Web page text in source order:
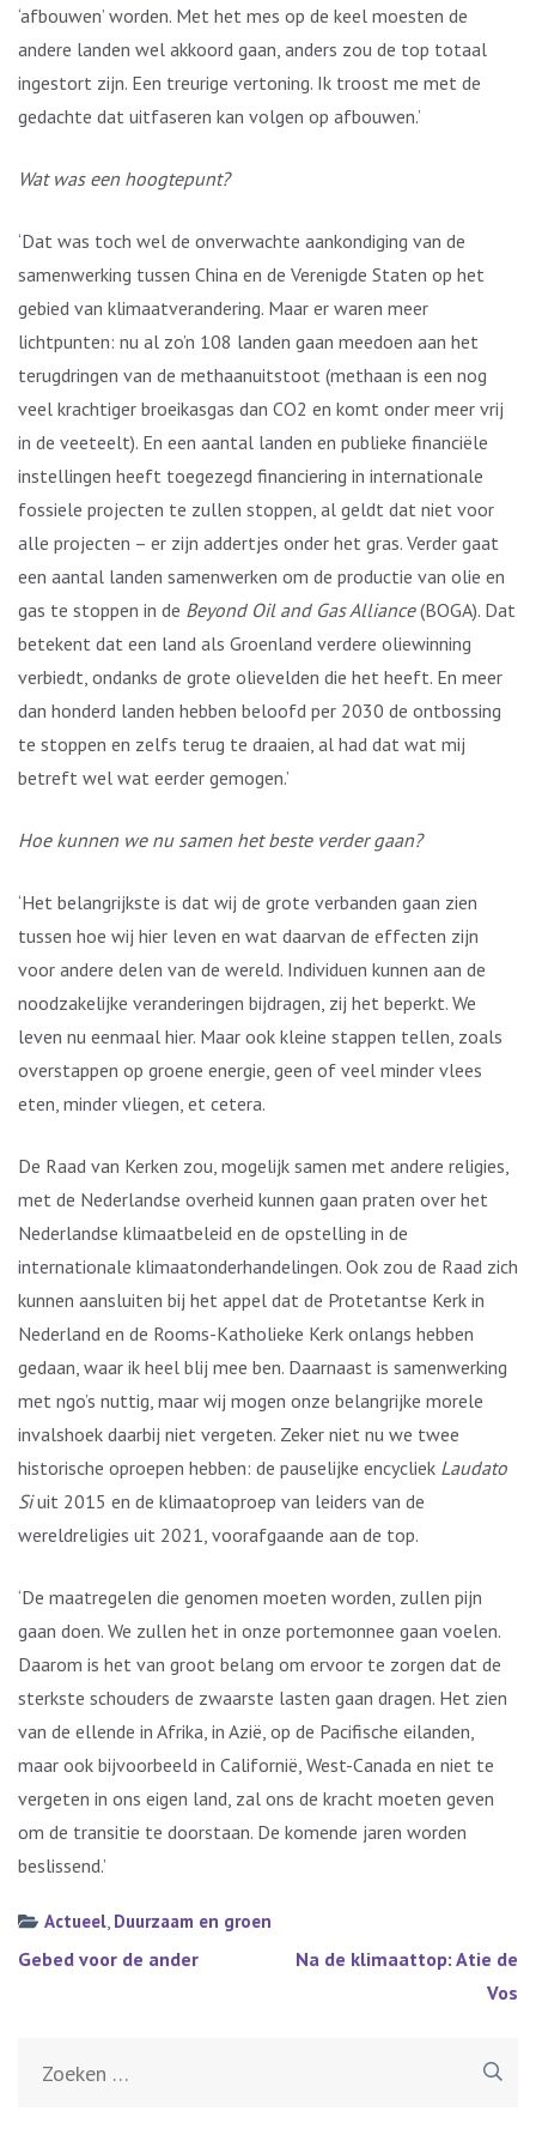
‘afbouwen’ worden. Met het mes op de keel moesten de
andere landen wel akkoord gaan, anders zou de top totaal
ingestort zijn. Een treurige vertoning. Ik troost me met de
gedachte dat uitfaseren kan volgen op afbouwen.’
Wat was een hoogtepunt?
‘Dat was toch wel de onverwachte aankondiging van de
samenwerking tussen China en de Verenigde Staten op het
gebied van klimaatverandering. Maar er waren meer
lichtpunten: nu al zo’n 108 landen gaan meedoen aan het
terugdringen van de methaanuitstoot (methaan is een nog
veel krachtiger broeikasgas dan CO2 en komt onder meer vrij
in de veeteelt). En een aantal landen en publieke financiële
instellingen heeft toegezegd financiering in internationale
fossiele projecten te zullen stoppen, al geldt dat niet voor
alle projecten – er zijn addertjes onder het gras. Verder gaat
een aantal landen samenwerken om de productie van olie en
gas te stoppen in de Beyond Oil and Gas Alliance(BOGA). Dat
betekent dat een land als Groenland verdere oliewinning
verbiedt, ondanks de grote olievelden die het heeft. En meer
dan honderd landen hebben beloofd per 2030 de ontbossing
te stoppen en zelfs terug te draaien, al had dat wat mij
betreft wel wat eerder gemogen.’
Hoe kunnen we nu samen het beste verder gaan?
‘Het belangrijkste is dat wij de grote verbanden gaan zien
tussen hoe wij hier leven en wat daarvan de effecten zijn
voor andere delen van de wereld. Individuen kunnen aan de
noodzakelijke veranderingen bijdragen, zij het beperkt. We
leven nu eenmaal hier. Maar ook kleine stappen tellen, zoals
overstappen op groene energie, geen of veel minder vlees
eten, minder vliegen, et cetera.
De Raad van Kerken zou, mogelijk samen met andere religies,
met de Nederlandse overheid kunnen gaan praten over het
Nederlandse klimaatbeleid en de opstelling in de
internationale klimaatonderhandelingen. Ook zou de Raad zich
kunnen aansluiten bij het appel dat de Protetantse Kerk in
Nederland en de Rooms-Katholieke Kerk onlangs hebben
gedaan, waar ik heel blij mee ben. Daarnaast is samenwerking
met ngo’s nuttig, maar wij mogen onze belangrijke morele
invalshoek daarbij niet vergeten. Zeker niet nu we twee
historische oproepen hebben: de pauselijke encycliek Laudato
Siuit 2015 en de klimaatoproep van leiders van de
wereldreligies uit 2021, voorafgaande aan de top.
‘De maatregelen die genomen moeten worden, zullen pijn
gaan doen. We zullen het in onze portemonnee gaan voelen.
Daarom is het van groot belang om ervoor te zorgen dat de
sterkste schouders de zwaarste lasten gaan dragen. Het zien
van de ellende in Afrika, in Azië, op de Pacifische eilanden,
maar ook bijvoorbeeld in Californië, West-Canada en niet te
vergeten in ons eigen land, zal ons de kracht moeten geven
om de transitie te doorstaan. De komende jaren worden
beslissend.’
Actueel, Duurzaam en groen
Bericht
Gebed voor de ander
Na de klimaattop: Atie de
Vos